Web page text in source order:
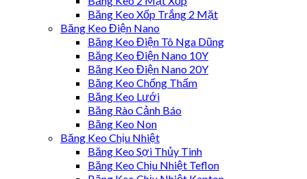
Băng Keo Xốp Trắng 2 Mặt
Băng Keo Điện Nano
Băng Keo Điện Tô Nga Dũng
Băng Keo Điện Nano 10Y
Băng Keo Điện Nano 20Y
Băng Keo Chống Thấm
Băng Keo Lưới
Băng Rào Cảnh Báo
Băng Keo Non
Băng Keo Chịu Nhiệt
Băng Keo Sợi Thủy Tinh
Băng Keo Chịu Nhiệt Teflon